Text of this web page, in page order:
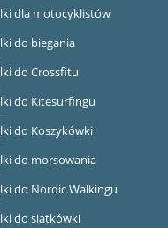
dla motocyklistów
do biegania
do Crossfitu
do Kitesurfingu
do Koszykówki
do morsowania
do Nordic Walkingu
do siatkówki